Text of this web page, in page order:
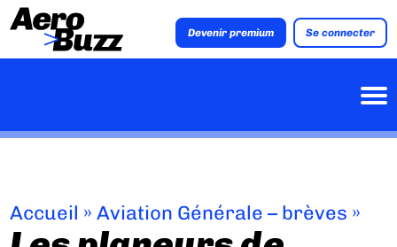
Devenir premium Se connecter
Accueil »Aviation Générale – brèves »